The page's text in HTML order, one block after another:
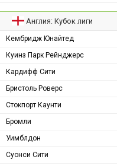
Англия: Кубок лиги
Кембридж Юнайтед
Куинз Парк Рейнджерс
Кардифф Сити
Бристоль Роверс
Стокпорт Каунти
Бромли
Уимблдон
Суонси Сити